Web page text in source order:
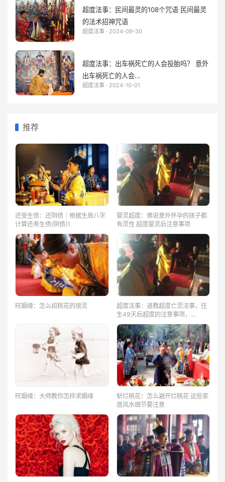
超度法事：民间最灵的108个咒语 民间最灵
的法术招神咒语
超度法事 · 2024-09-30
超度法事：出车祸死亡的人会投胎吗？ 意外
出车祸死亡的人会...
超度法事 · 2024-10-01
推荐
还受生债：还阴债｜根据生辰八字
计算还寿生债(阴债)1
婴灵超度：佛说意外怀孕的孩子都
有灵性 超度婴灵后注意事项
旺姻缘：怎么招桃花的很灵
超度法事：道教超度亡灵法事，往
生49天后超度的注意事项，...
旺姻缘：大师教你怎样求姻缘
斩烂桃花：怎么避开烂桃花 这些家
居风水细节要注意